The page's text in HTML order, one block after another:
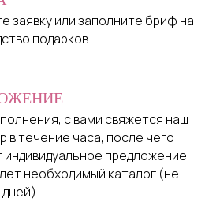
заявку или заполните бриф на
подарков.
с вами свяжется наш
в течение часа, после чего
индивидуальное предложение
необходимый каталог (не